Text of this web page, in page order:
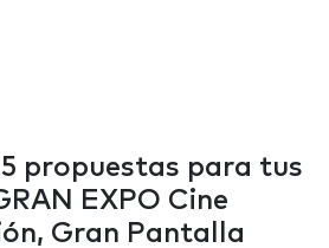
propuestas para tus
EXPO Cine
Gran Pantalla